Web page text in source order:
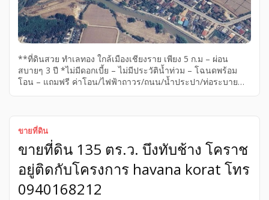
**ที่ดินสวย ทำเลทอง ใกล้เมืองเชียงราย เพียง 5 ก.ม – ผ่อน
สบายๆ 3 ปี *ไม่มีดอกเบี้ย – ไม่มีประวัติน้ำท่วม – โฉนดพร้อม
โอน – แถมฟรี ค่าโอน/ไฟฟ้าถาวร/ถนน/น้ำประปา/ท่อระบายน้ำ
– ห่างจากแยกดอยสะเก็นถนนบายพาสเพียง 4 ก.ม – ห่างจากห้าง
เซนทรัลเชียงรายเพียง 6 ก.ม – ห่างจากถนนดำสายหลัก 200
เมตร – ที่ดินเริ่มต้น 70 ตร.ว เพียง 4×××××บ. […]
ขายที่ดิน
ขายที่ดิน 135 ตร.ว. บึงทับช้าง โคราช
อยู่ติดกับโครงการ havana korat โทร
0940168212